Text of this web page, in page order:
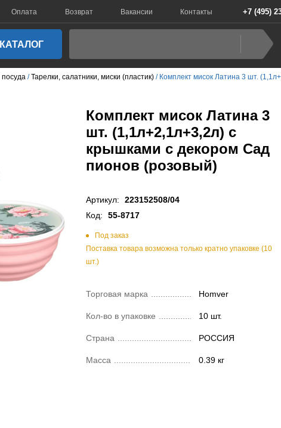
Оплата Возврат Вакансии Контакты +7 (495)
КАТАЛОГ
посуда Тарелки, салатники, миски (пластик) Комплект мисок Латина 3 шт.
Комплект мисок Латина 3
шт. (1,1л+2,1л+3,2л) с
крышками с декором Сад
пионов (розовый)
Артикул:
223152508/04
Код:
55-8717
Под заказ
Поставка товара возможна только кратно упаковке (10
шт.)
Торговая марка Homver
Кол-во в упаковке 10 шт.
Страна РОССИЯ
Масса 0.39 кг